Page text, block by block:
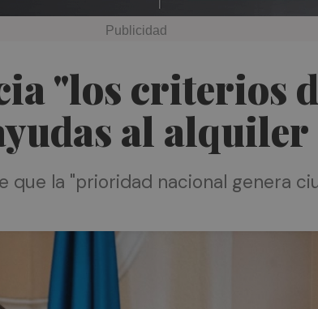
"los criterios
al
que la "prioridad nacional genera